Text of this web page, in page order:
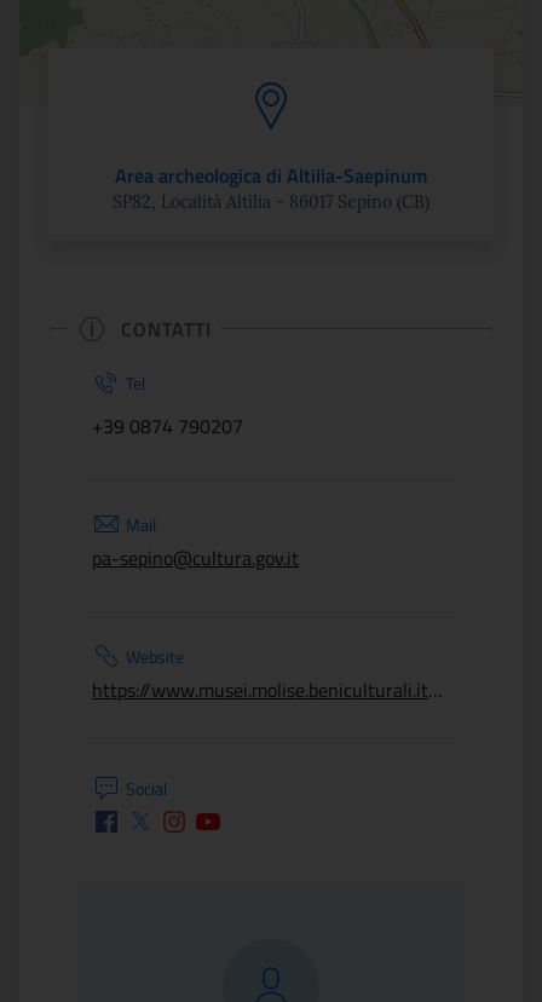
Area archeologica di Altilia-Saepinum
SP82, Località Altilia - 86017 Sepino (CB)
CONTATTI
Tel
+39 0874 790207
Mail
pa-sepino@cultura.gov.it
Website
https://www.musei.molise.beniculturali.it/musei
Social
FacebookTwitterInstagram
Youtube